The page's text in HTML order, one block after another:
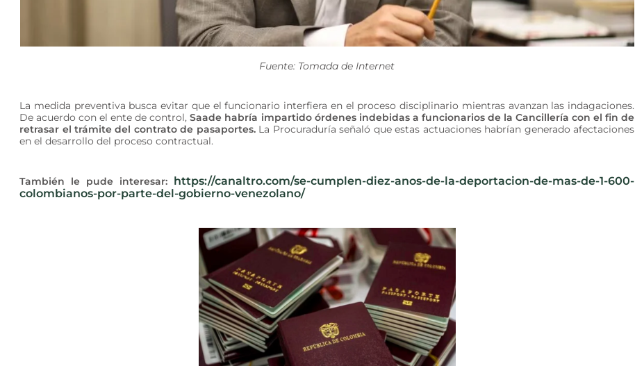
Fuente: Tomada de Internet
La medida preventiva busca evitar que el funcionario interfiera en el proceso disciplinario mientras avanzan las indagaciones.
De acuerdo con el ente de control,Saade habría impartido órdenes indebidas a funcionarios de la Cancillería con el fin de
retrasar el trámite del contrato de pasaportes. La Procuraduría señaló que estas actuaciones habrían generado afectaciones
en el desarrollo del proceso contractual.
También le pude interesar: https://canaltro.com/se-cumplen-diez-anos-de-la-deportacion-de-mas-de-1-600-
colombianos-por-parte-del-gobierno-venezolano/